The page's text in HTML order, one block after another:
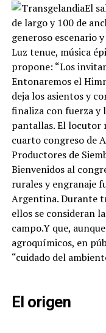
El
de largo y 100 de
generoso escenario
Luz tenue, música
propone: “Los
Entonaremos el
deja los asientos y
finaliza con fuerza y
pantallas. El locutor
cuarto congreso de
Productores de
Bienvenidos al
rurales y engranaje
Argentina. Durante
ellos se consideran
campo.Y que,
agroquímicos, en
“cuidado del
El origen